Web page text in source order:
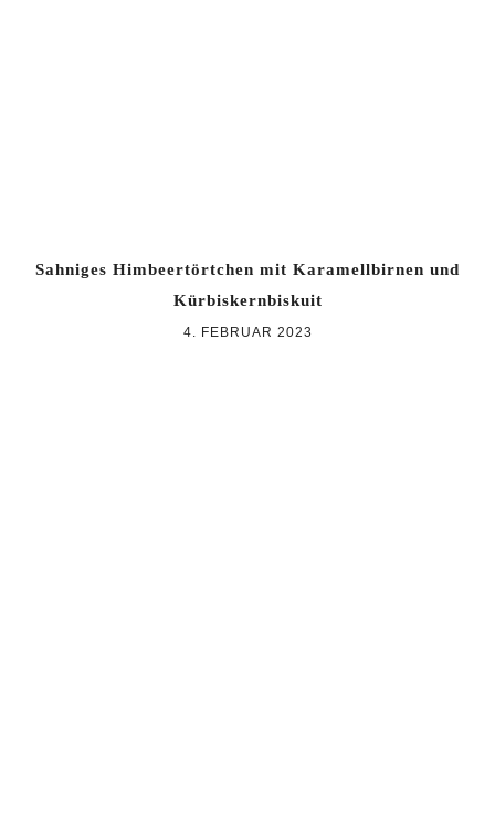
Sahniges Himbeertörtchen mit Karamellbirnen und
Kürbiskernbiskuit
4. FEBRUAR 2023